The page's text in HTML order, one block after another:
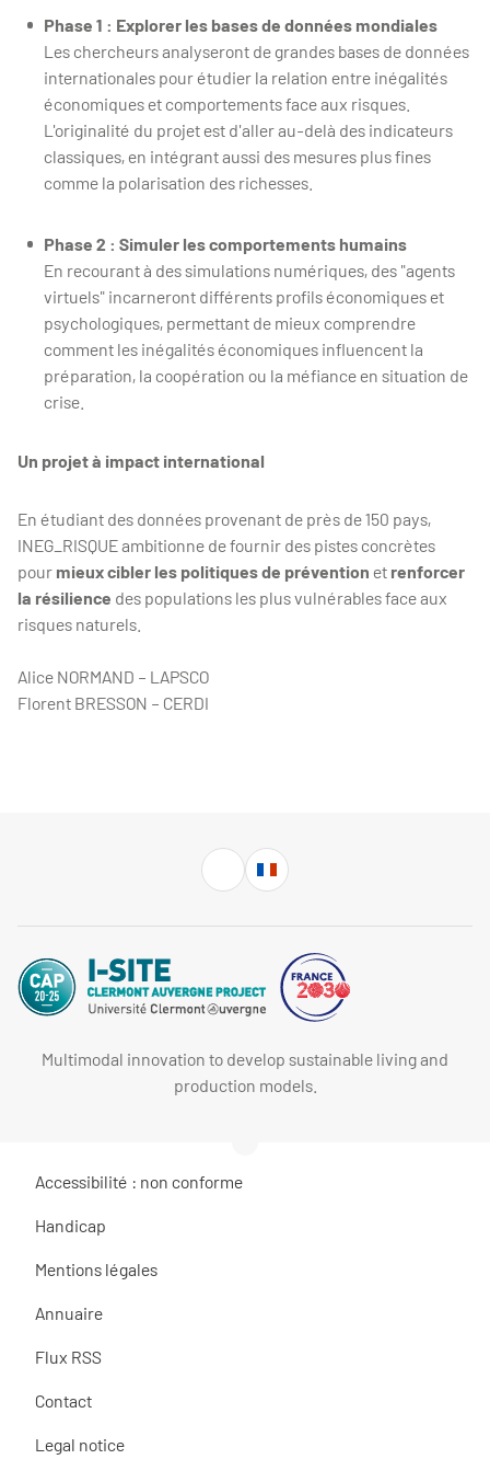
Phase 1 : Explorer les bases de données mondiales
Les chercheurs analyseront de grandes bases de données
internationales pour étudier la relation entre inégalités
économiques et comportements face aux risques.
L'originalité du projet est d'aller au-delà des indicateurs
classiques, en intégrant aussi des mesures plus fines
comme la polarisation des richesses.
Phase 2 : Simuler les comportements humains
En recourant à des simulations numériques, des "agents
virtuels" incarneront différents profils économiques et
psychologiques, permettant de mieux comprendre
comment les inégalités économiques influencent la
préparation, la coopération ou la méfiance en situation de
crise.
Un projet à impact international
En étudiant des données provenant de près de 150 pays,
INEG_RISQUE ambitionne de fournir des pistes concrètes
pour mieux cibler les politiques de prévention et renforcer
la résilience des populations les plus vulnérables face aux
risques naturels.
Alice NORMAND – LAPSCO
Florent BRESSON – CERDI
Multimodal innovation to develop sustainable living and
production models.
Accessibilité : non conforme
Handicap
Mentions légales
Annuaire
Flux RSS
Contact
Legal notice